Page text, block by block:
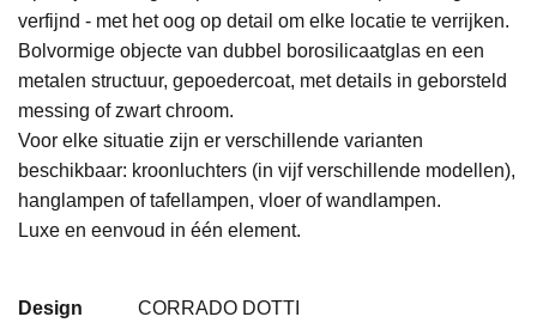
verfijnd - met het oog op detail om elke locatie te verrijken.
Bolvormige objecte van dubbel borosilicaatglas en een
metalen structuur, gepoedercoat, met details in geborsteld
messing of zwart chroom.
Voor elke situatie zijn er verschillende varianten
beschikbaar: kroonluchters (in vijf verschillende modellen),
hanglampen of tafellampen, vloer of wandlampen.
Luxe en eenvoud in één element.
Design CORRADO DOTTI